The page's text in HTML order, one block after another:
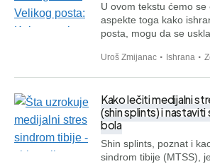
U ovom tekstu ćemo
aspekte toga kako
posta, mogu da se
Uroš Zmijanac Ishrana
Kako lečiti medijalni
(shin splints) i
bola
Shin splints, poznat i
sindrom tibije (MTSS),